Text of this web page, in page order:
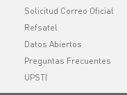
Solicitud Correo Oficial
Refsatel
Datos Abiertos
Preguntas Frecuentes
UPSTI